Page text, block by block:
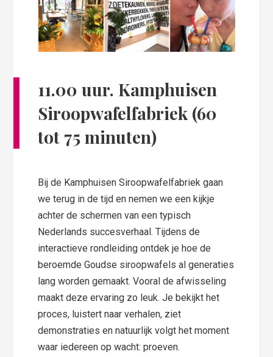
11.00 uur. Kamphuisen
Siroopwafelfabriek (60
tot 75 minuten)
Bij de Kamphuisen Siroopwafelfabriek gaan
we terug in de tijd en nemen we een kijkje
achter de schermen van een typisch
Nederlands succesverhaal. Tijdens de
interactieve rondleiding ontdek je hoe de
beroemde Goudse siroopwafels al generaties
lang worden gemaakt. Vooral de afwisseling
maakt deze ervaring zo leuk. Je bekijkt het
proces, luistert naar verhalen, ziet
demonstraties en natuurlijk volgt het moment
waar iedereen op wacht: proeven.